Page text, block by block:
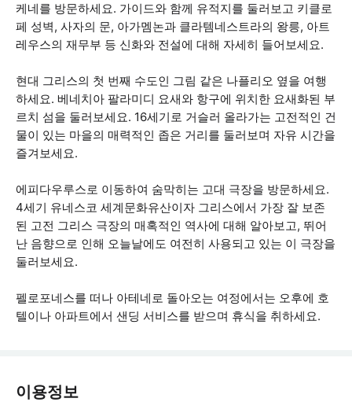
케네를 방문하세요. 가이드와 함께 유적지를 둘러보고 키클로
페 성벽, 사자의 문, 아가멤논과 클라템네스트라의 왕릉, 아트
레우스의 재무부 등 신화와 전설에 대해 자세히 들어보세요.
현대 그리스의 첫 번째 수도인 그림 같은 나플리오 옆을 여행
하세요. 베네치아 팔라미디 요새와 항구에 위치한 요새화된 부
르치 섬을 둘러보세요. 16세기로 거슬러 올라가는 고전적인 건
물이 있는 마을의 매력적인 좁은 거리를 둘러보며 자유 시간을
즐겨보세요.
에피다우루스로 이동하여 숨막히는 고대 극장을 방문하세요.
4세기 유네스코 세계문화유산이자 그리스에서 가장 잘 보존
된 고전 그리스 극장의 매혹적인 역사에 대해 알아보고, 뛰어
난 음향으로 인해 오늘날에도 여전히 사용되고 있는 이 극장을
둘러보세요.
펠로포네스를 떠나 아테네로 돌아오는 여정에서는 오후에 호
텔이나 아파트에서 샌딩 서비스를 받으며 휴식을 취하세요.
이용정보